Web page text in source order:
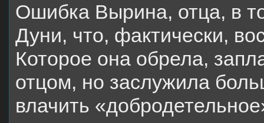
Ошибка Вырина, отца, в
Дуни, что, фактически,
Которое она обрела,
отцом, но заслужила
влачить